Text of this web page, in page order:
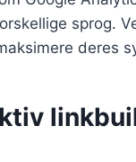
sprog.
deres